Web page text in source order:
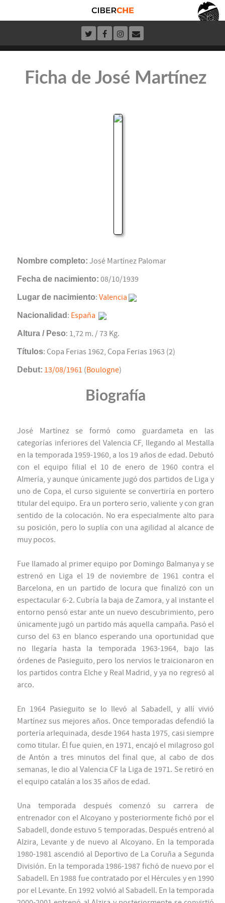
Ficha de José Martínez
Nombre completo: José Martínez Palomar
Fecha de nacimiento: 08/10/1939
Lugar de nacimiento: Valencia
Nacionalidad : España
Altura / Peso: 1,72 m. / 73 Kg.
Títulos: Copa Ferias 1962, Copa Ferias 1963 (2)
Debut: 13/08/1961 (Boulogne)
Biografía
José Martínez se formó como guardameta en las
categorías inferiores del Valencia CF, llegando al Mestalla
en la temporada 1959-1960, a los 19 años de edad. Debutó
con el equipo filial el 10 de enero de 1960 contra el
Almería, y aunque únicamente jugó dos partidos de Liga y
uno de Copa, el curso siguiente se convertiría en portero
titular del equipo. Era un portero serio, valiente y con gran
sentido de la colocación. No era especialmente alto para
su posición, pero lo suplía con una agilidad al alcance de
muy pocos.
Fue llamado al primer equipo por Domingo Balmanya y se
estrenó en Liga el 19 de noviembre de 1961 contra el
Barcelona, en un partido de locura que finalizó con un
espectacular 6-2. Cubría la baja de Zamora, y al instante el
entorno pensó estar ante un nuevo descubrimiento, pero
únicamente jugó un partido más aquella campaña. Pasó el
curso del 63 en blanco esperando una oportunidad que
no llegaría hasta la temporada 1963-1964, bajo las
órdenes de Pasieguito, pero los nervios le traicionaron en
los partidos contra Elche y Real Madrid, y ya no regresó al
arco.
En 1964 Pasieguito se lo llevó al Sabadell, y allí vivió
Martínez sus mejores años. Once temporadas defendió la
portería arlequinada, desde 1964 hasta 1975, casi siempre
como titular. Él fue quien, en 1971, encajó el milagroso gol
de Antón a tres minutos del final que, al cabo de dos
semanas, le dio al Valencia CF la Liga de 1971. Se retiró en
el equipo catalán a los 35 años de edad.
Una temporada después comenzó su carrera de
entrenador con el Alcoyano y posteriormente fichó por el
Sabadell, donde estuvo 5 temporadas. Después entrenó al
Alzira, Levante y de nuevo al Alcoyano. En la temporada
1980-1981 ascendió al Deportivo de La Coruña a Segunda
División. En la temporada 1986-1987 fichó de nuevo por el
Sabadell. En 1988 fue contratado por el Hércules y en 1990
por el Levante. En 1992 volvió al Sabadell. En la temporada